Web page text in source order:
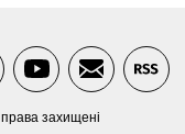
захищені